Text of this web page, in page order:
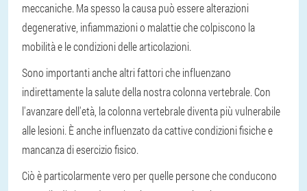
meccaniche. Ma spesso la causa può essere alterazioni
degenerative, infiammazioni o malattie che colpiscono la
mobilità e le condizioni delle articolazioni.
Sono importanti anche altri fattori che influenzano
indirettamente la salute della nostra colonna vertebrale. Con
l'avanzare dell'età, la colonna vertebrale diventa più vulnerabile
alle lesioni. È anche influenzato da cattive condizioni fisiche e
mancanza di esercizio fisico.
Ciò è particolarmente vero per quelle persone che conducono